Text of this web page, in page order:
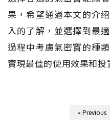
果，希望通過本文的介
入的了解，並選擇到最
過程中考慮氣密窗的種
實現最佳的使用效果和投
« Previous